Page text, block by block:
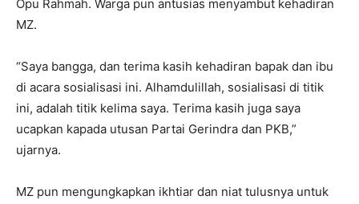
Opu Rahmah. Warga pun antusias menyambut kehadiran
MZ.
“Saya bangga, dan terima kasih kehadiran bapak dan ibu
di acara sosialisasi ini. Alhamdulillah, sosialisasi di titik
ini, adalah titik kelima saya. Terima kasih juga saya
ucapkan kapada utusan Partai Gerindra dan PKB,”
ujarnya.
MZ pun mengungkapkan ikhtiar dan niat tulusnya untuk